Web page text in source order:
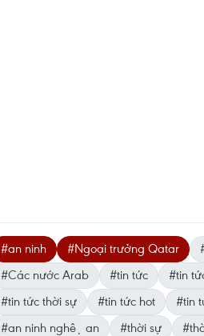
#an ninh #Ngoại trưởng Qatar
#Các nước Arab
#tin tức #tin
#tin tức thời sự
#tin tức hot #tin
#an ninh nghệ an
#thời sự